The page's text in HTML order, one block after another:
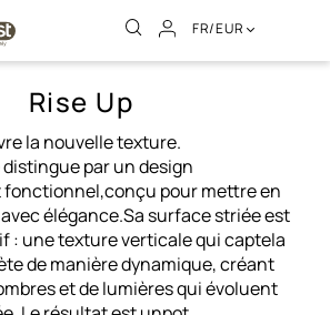
FR/EUR
Rise Up
la nouvelle texture.
distingue par un design
pour mettre en
élégance.Sa surface striée est
: une texture verticale qui captela
de manière dynamique, créant
et de lumières qui évoluent